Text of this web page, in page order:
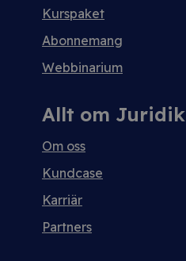
Kurspaket
Abonnemang
Webbinarium
Allt om Juridik
Om oss
Kundcase
Karriär
Partners